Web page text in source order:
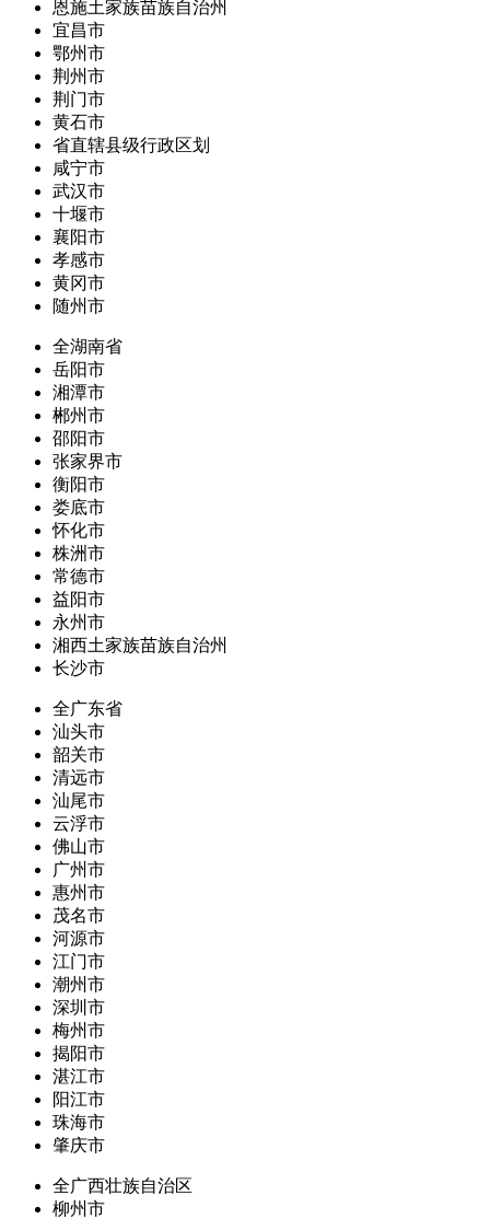
恩施土家族苗族自治州
宜昌市
鄂州市
荆州市
荆门市
黄石市
省直辖县级行政区划
咸宁市
武汉市
十堰市
襄阳市
孝感市
黄冈市
随州市
全湖南省
岳阳市
湘潭市
郴州市
邵阳市
张家界市
衡阳市
娄底市
怀化市
株洲市
常德市
益阳市
永州市
湘西土家族苗族自治州
长沙市
全广东省
汕头市
韶关市
清远市
汕尾市
云浮市
佛山市
广州市
惠州市
茂名市
河源市
江门市
潮州市
深圳市
梅州市
揭阳市
湛江市
阳江市
珠海市
肇庆市
全广西壮族自治区
柳州市